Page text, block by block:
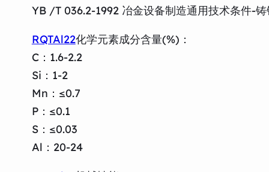
YB /T 036.2-1992 冶金设备制造通用技术条件-铸
RQTAl22化学元素成分含量(%)：
C：1.6-2.2
Si：1-2
Mn：≤0.7
P：≤0.1
S：≤0.03
Al：20-24